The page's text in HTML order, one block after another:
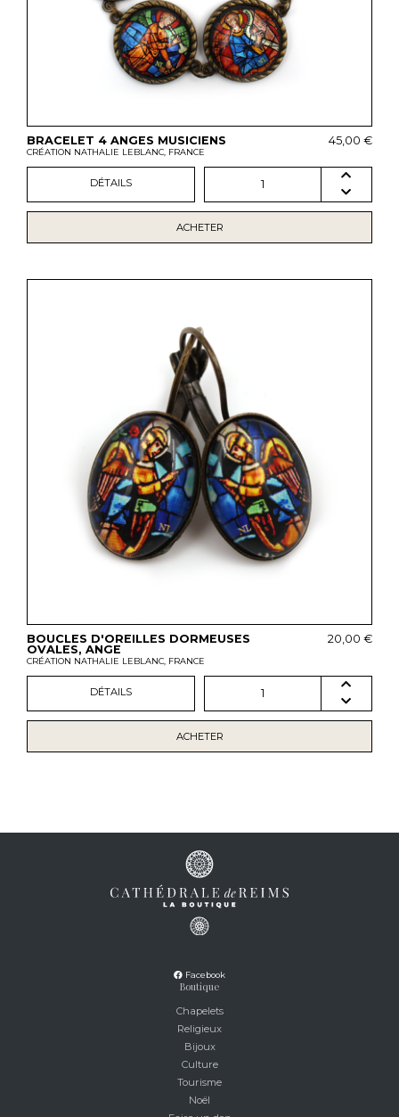
BRACELET 4 ANGES MUSICIENS
CRÉATION NATHALIE LEBLANC, FRANCE
45,00 €
DÉTAILS 1
ACHETER
BOUCLES D'OREILLES DORMEUSES
OVALES, ANGE
CRÉATION NATHALIE LEBLANC, FRANCE
20,00 €
DÉTAILS 1
ACHETER
Facebook
Boutique
Chapelets
Religieux
Bijoux
Culture
Tourisme
Noël